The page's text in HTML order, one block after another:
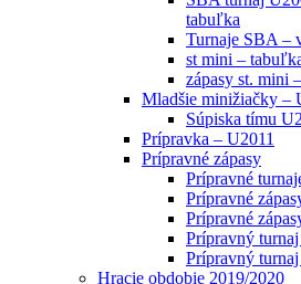
tabuľka
Turnaje SBA –
st mini –
zápasy st. mini
Mladšie minižiačky –
Súpiska tímu
Prípravka – U2011
Prípravné zápasy
Prípravné
Prípravné
Prípravné
Prípravný
Prípravný
Hracie obdobie 2019/2020